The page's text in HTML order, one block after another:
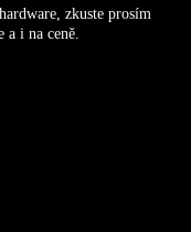
zkuste prosím
a i na ceně.